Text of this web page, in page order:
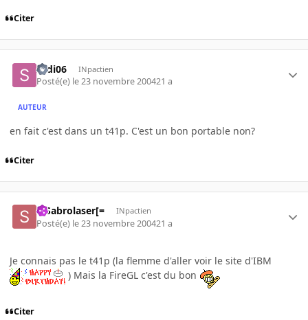
Citer
sedi06 INpactien
Posté(e) le 23 novembre 200421 a
AUTEUR
en fait c'est dans un t41p. C'est un bon portable non?
Citer
=]Sabrolaser[= INpactien
Posté(e) le 23 novembre 200421 a
Je connais pas le t41p (la flemme d'aller voir le site d'IBM
) Mais la FireGL c'est du bon
Citer